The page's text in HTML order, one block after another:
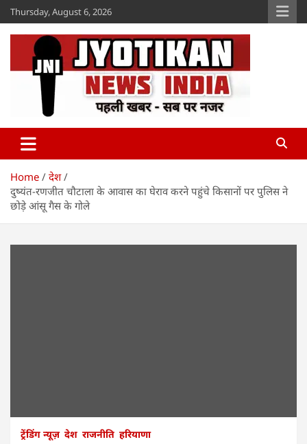
Skip
to
content
Thursday, August 6, 2026
Jyotikan
Home
देश
दुष्यंत-रणजीत चौटाला के आवास का घेराव करने पहुंचे किसानों पर पुलिस ने
छोड़े आंसू गैस के गोले
ट्रेंडिंग न्यूज़ देश राजनीति हरियाणा